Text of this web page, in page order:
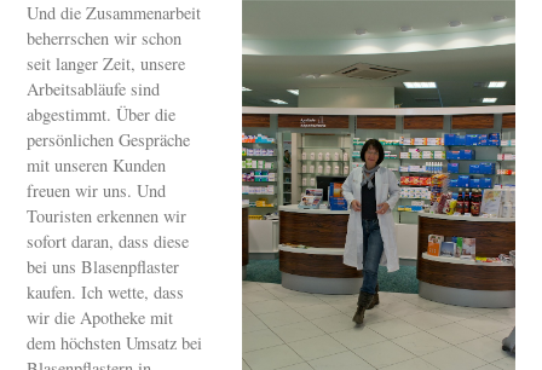
Und die Zusammenarbeit
beherrschen wir schon
seit langer Zeit, unsere
Arbeitsabläufe sind
abgestimmt. Über die
persönlichen Gespräche
mit unseren Kunden
freuen wir uns. Und
Touristen erkennen wir
sofort daran, dass diese
bei uns Blasenpflaster
kaufen. Ich wette, dass
wir die Apotheke mit
dem höchsten Umsatz bei